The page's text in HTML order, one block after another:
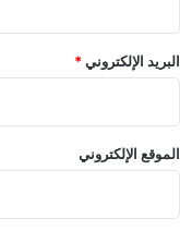
ء
ل
ص
ط
ن
ع
البريد الإلكتروني*
الموقع الإلكتروني